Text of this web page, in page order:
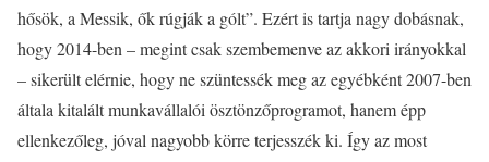
hősök, a Messik, ők rúgják a gólt”. Ezért is tartja nagy dobásnak,
hogy 2014-ben – megint csak szembemenve az akkori irányokkal
– sikerült elérnie, hogy ne szüntessék meg az egyébként 2007-ben
általa kitalált munkavállalói ösztönzőprogramot, hanem épp
ellenkezőleg, jóval nagyobb körre terjesszék ki. Így az most